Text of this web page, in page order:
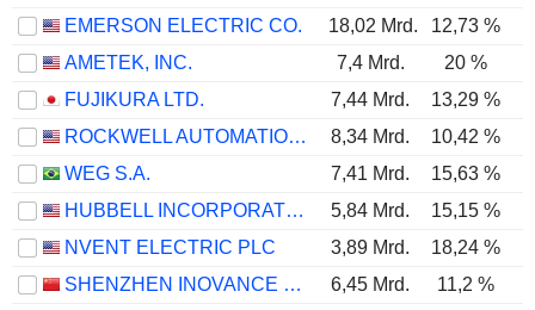
EMERSON ELECTRIC CO.
18,02 Mrd. 12,73 %
AMETEK, INC.
7,4 Mrd. 20 %
FUJIKURA LTD.
7,44 Mrd. 13,29 %
ROCKWELL AUTOMATION, INC.
8,34 Mrd. 10,42 %
WEG S.A.
7,41 Mrd. 15,63 %
HUBBELL INCORPORATED
5,84 Mrd. 15,15 %
NVENT ELECTRIC PLC
3,89 Mrd. 18,24 %
SHENZHEN INOVANCE TECHNOLOGY CO.,LTD
6,45 Mrd. 11,2 %